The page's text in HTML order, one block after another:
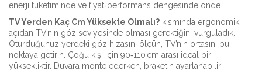
enerji tüketiminde ve fiyat‑performans dengesinde önde.
TV Yerden Kaç Cm Yüksekte Olmalı? kısmında ergonomik
açıdan TV’nin göz seviyesinde olması gerektiğini vurguladık.
Oturduğunuz yerdeki göz hizasını ölçün, TV’nin ortasını bu
noktaya getirin. Çoğu kişi için 90‑110 cm arası ideal bir
yüksekliktir. Duvara monte ederken, braketin ayarlanabilir